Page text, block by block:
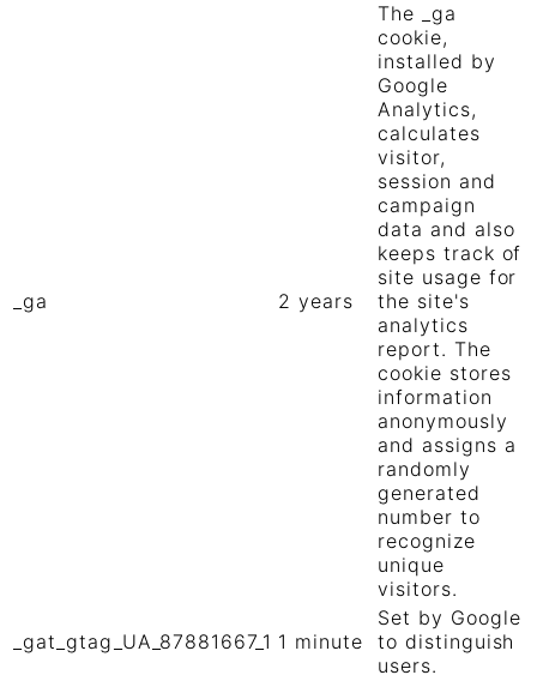
_ga 2 years
The _ga
cookie,
installed by
Google
Analytics,
calculates
visitor,
session and
campaign
data and also
keeps track of
site usage for
the site's
analytics
report. The
cookie stores
information
anonymously
and assigns a
randomly
generated
number to
recognize
unique
visitors.
_gat_gtag_UA_87881667_1 1 minute
Set by Google
to distinguish
users.